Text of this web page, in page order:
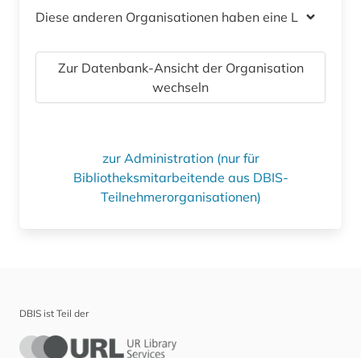
Diese anderen Organisationen haben eine Lizenz
Zur Datenbank-Ansicht der Organisation
wechseln
zur Administration (nur für
Bibliotheksmitarbeitende aus DBIS-
Teilnehmerorganisationen)
DBIS ist Teil der